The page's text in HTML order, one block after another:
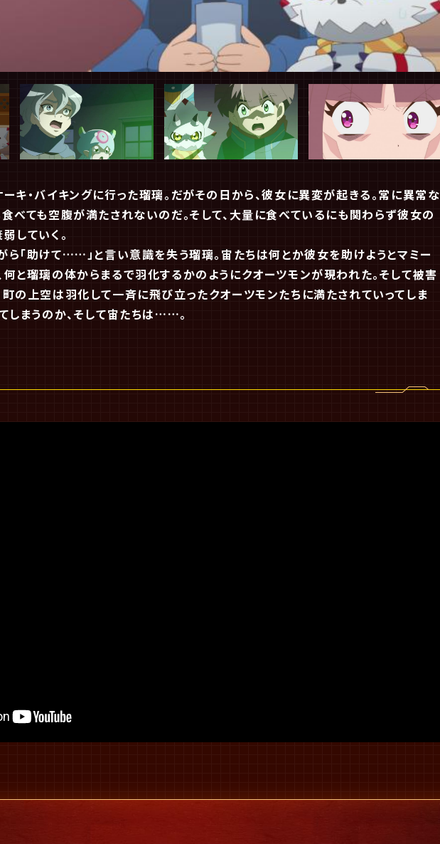
キ・バイキングに行った瑠璃。だがその日から、彼女に異変が起きる。常に異常な
べても空腹が満たされないのだ。そして、大量に食べているにも関わらず彼女の
していく。
「助けて……」と言い意識を失う瑠璃。宙たちは何とか彼女を助けようとマミー
と瑠璃の体からまるで羽化するかのようにクオーツモンが現われた。そして被害
の上空は羽化して一斉に飛び立ったクオーツモンたちに満たされていってしま
しまうのか、そして宙たちは……。